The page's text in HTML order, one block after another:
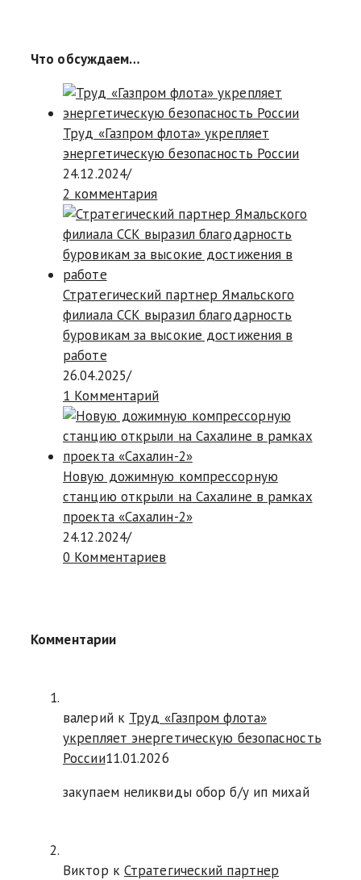
Что обсуждаем…
Труд «Газпром флота» укрепляет
энергетическую безопасность России
24.12.2024/
2 комментария
Стратегический партнер Ямальского
филиала ССК выразил благодарность
буровикам за высокие достижения в
работе
26.04.2025/
1 Комментарий
Новую дожимную компрессорную
станцию открыли на Сахалине в рамках
проекта «Сахалин-2»
24.12.2024/
0 Комментариев
Комментарии
валерийк Труд «Газпром флота»
укрепляет энергетическую безопасность
России11.01.2026
закупаем неликвиды обор б/у ип михай
Виктор к Стратегический партнер